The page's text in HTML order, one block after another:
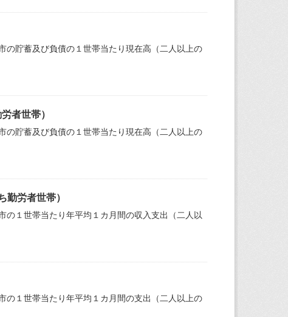
の貯蓄及び負債の１世帯当たり現在高（二人以上の
者世帯）
の貯蓄及び負債の１世帯当たり現在高（二人以上の
労者世帯）
１世帯当たり年平均１カ月間の収入支出（二人以
の１世帯当たり年平均１カ月間の支出（二人以上の